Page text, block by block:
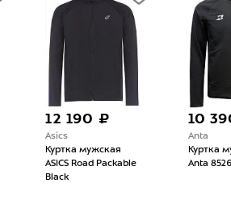
12 190 ₽
Asics
Куртка мужская
ASICS Road Packable
Black
10
Anta
Куртка
Anta